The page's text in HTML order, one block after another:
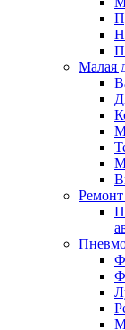
Малая